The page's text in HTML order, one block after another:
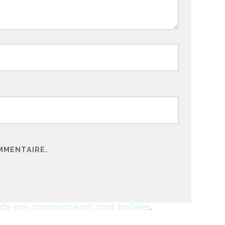
vos commentaires sont traitées.